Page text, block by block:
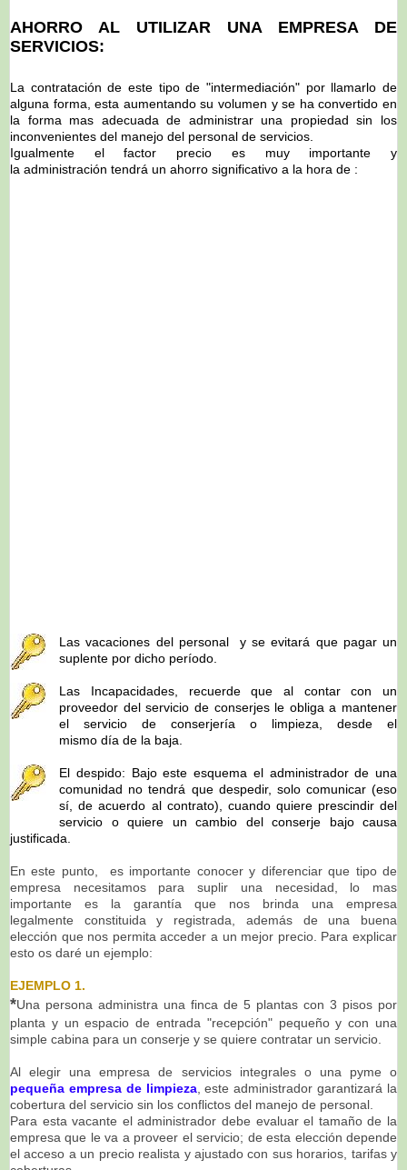
AHORRO AL UTILIZAR UNA EMPRESA DE
SERVICIOS:
La contratación de este tipo de "intermediación" por llamarlo de
alguna forma, esta aumentando su volumen y se ha convertido en
la forma mas adecuada de administrar una propiedad sin los
inconvenientes del manejo del personal de servicios.
Igualmente el factor precio es muy importante y
la administración tendrá un ahorro significativo a la hora de :
Las vacaciones del personal y se evitará que pagar un
suplente por dicho período.
Las Incapacidades, recuerde que al contar con un
proveedor del servicio de conserjes le obliga a mantener
el servicio de conserjería o limpieza, desde el
mismo día de la baja.
El despido: Bajo este esquema el administrador de una
comunidad no tendrá que despedir, solo comunicar (eso
sí, de acuerdo al contrato), cuando quiere prescindir del
servicio o quiere un cambio del conserje bajo causa
justificada.
En este punto, es importante conocer y diferenciar que tipo de
empresa necesitamos para suplir una necesidad, lo mas
importante es la garantía que nos brinda una empresa
legalmente constituida y registrada, además de una buena
elección que nos permita acceder a un mejor precio. Para explicar
esto os daré un ejemplo:
EJEMPLO 1.
*Una persona administra una finca de 5 plantas con 3 pisos por
planta y un espacio de entrada "recepción" pequeño y con una
simple cabina para un conserje y se quiere contratar un servicio.
Al elegir una empresa de servicios integrales o una pyme o
pequeña empresa de limpieza, este administrador garantizará la
cobertura del servicio sin los conflictos del manejo de personal.
Para esta vacante el administrador debe evaluar el tamaño de la
empresa que le va a proveer el servicio; de esta elección depende
el acceso a un precio realista y ajustado con sus horarios, tarifas y